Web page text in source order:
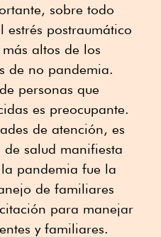
sobre todo
estrés postraumático
altos de los
de no pandemia.
personas que
es preocupante.
de atención, es
salud manifiesta
pandemia fue la
de familiares
para manejar
y familiares.